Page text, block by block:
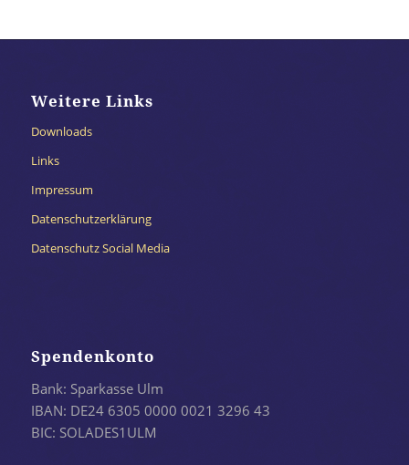
Weitere Links
Downloads
Links
Impressum
Datenschutzerklärung
Datenschutz Social Media
Spendenkonto
Bank: Sparkasse Ulm
IBAN: DE24 6305 0000 0021 3296 43
BIC: SOLADES1ULM